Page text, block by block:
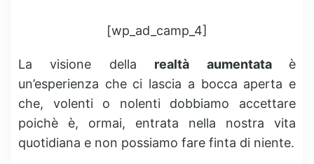
[wp_ad_camp_4]
La visione della realtà aumentata è
un’esperienza che ci lascia a bocca aperta e
che, volenti o nolenti dobbiamo accettare
poichè è, ormai, entrata nella nostra vita
quotidiana e non possiamo fare finta di niente.